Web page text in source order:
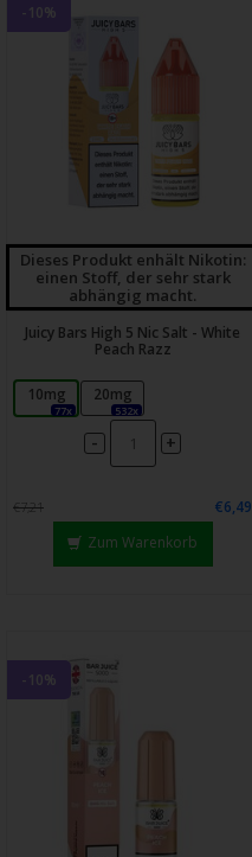
-10%
Dieses Produkt enhält Nikotin:
einen Stoff, der sehr stark
abhängig macht.
Juicy Bars High 5 Nic Salt - White
Peach Razz
10mg
77x
20mg
532x
- +
€7,21
€6,49
Zum Warenkorb
-10%